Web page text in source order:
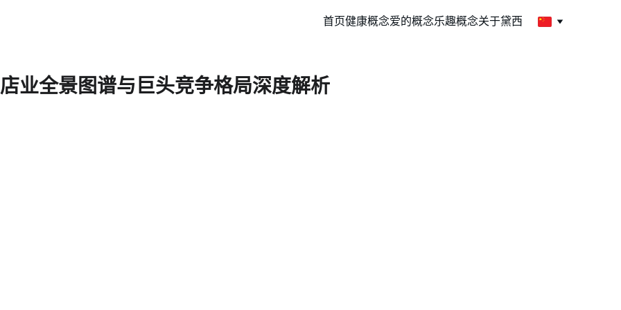
首页健康概念爱的概念乐趣概念关于黛西
业全景图谱与巨头竞争格局深度解析